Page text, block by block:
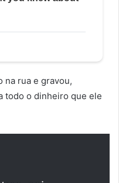
na rua e gravou,
todo o dinheiro que ele